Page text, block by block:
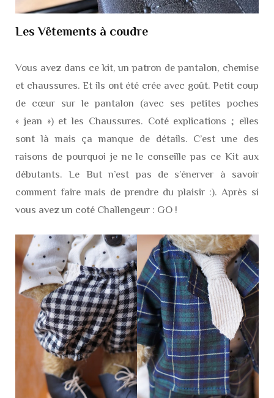
Les Vêtements à coudre
Vous avez dans ce kit, un patron de pantalon, chemise
et chaussures. Et ils ont été crée avec goût. Petit coup
de cœur sur le pantalon (avec ses petites poches
« jean ») et les Chaussures. Coté explications ; elles
sont là mais ça manque de détails. C’est une des
raisons de pourquoi je ne le conseille pas ce Kit aux
débutants. Le But n’est pas de s’énerver à savoir
comment faire mais de prendre du plaisir :). Après si
vous avez un coté Challengeur : GO !